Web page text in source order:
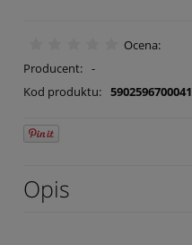
Ocena:
Producent: -
Kod produktu: 5902596700041
Opis